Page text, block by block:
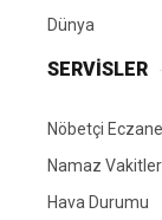
Dünya
SERVİSLER
Nöbetçi
Namaz
Hava Durumu